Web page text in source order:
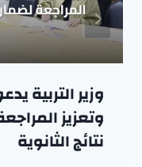
وزير التربية
وتعزيز
نتائج الثانوية